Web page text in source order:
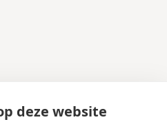
deze website